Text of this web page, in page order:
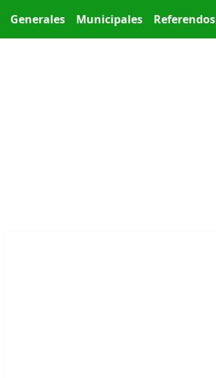
Generales Municipales Referendos